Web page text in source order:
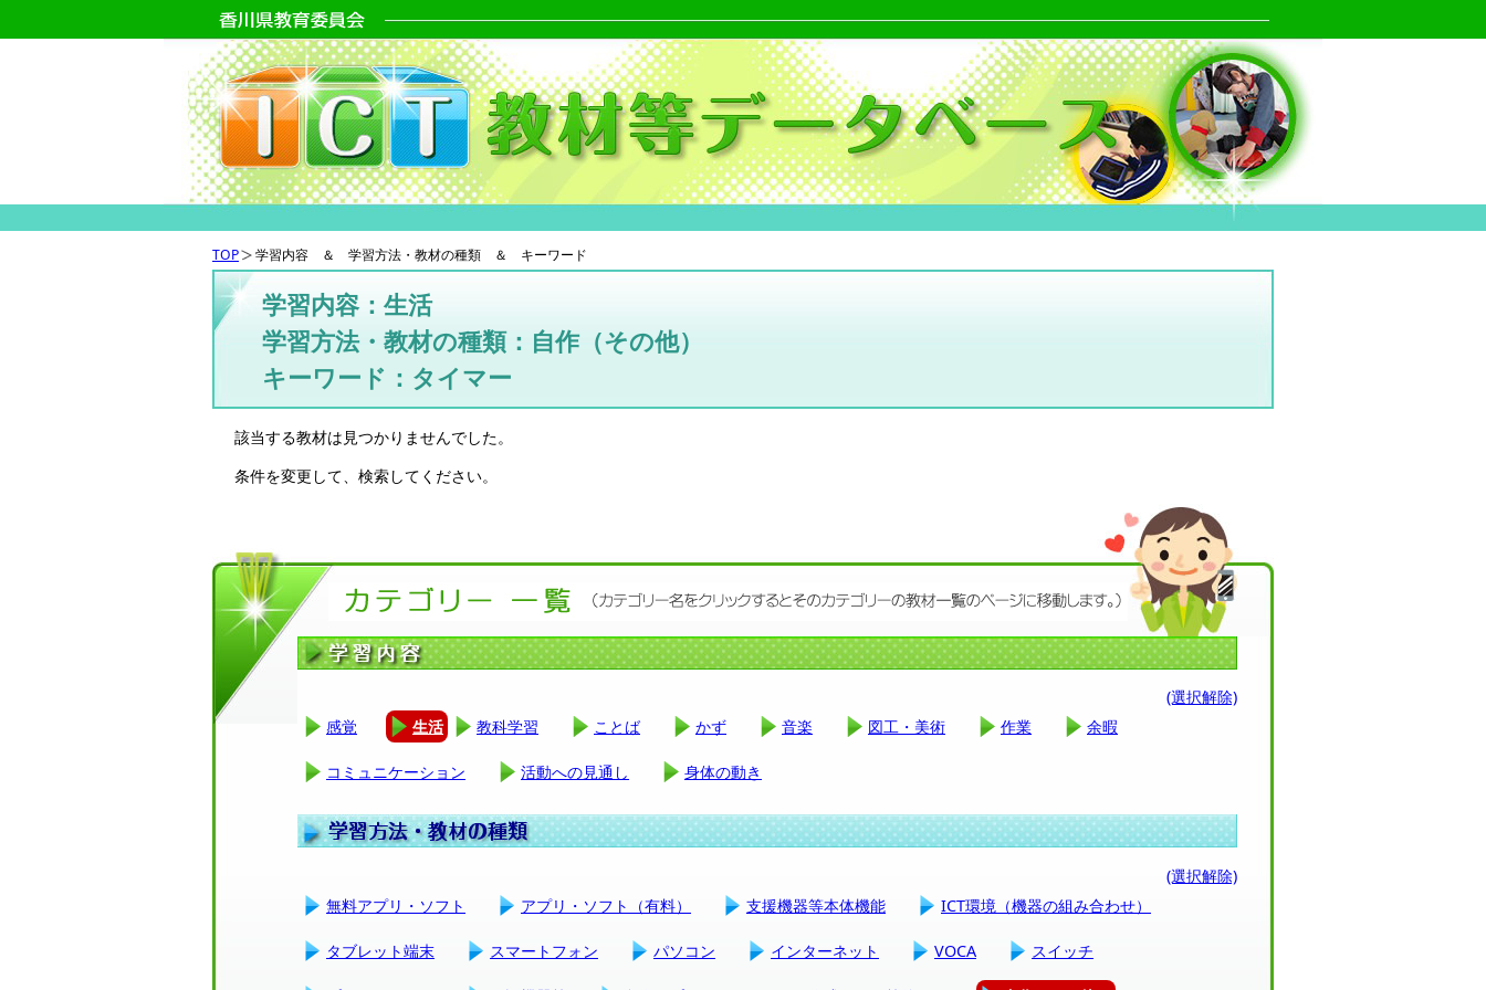
TOP 学習内容 ＆ 学習方法・教材の種類 ＆ キーワード
学習内容：生活
学習方法・教材の種類：自作（その他）
キーワード：タイマー
該当する教材は見つかりませんでした。
条件を変更して、検索してください。
(選択解除)
感覚
生活 教科学習 ことば かず 音楽 図工・美術 作業 余暇
コミュニケーション 活動への見通し 身体の動き
(選択解除)
無料アプリ・ソフト
アプリ・ソフト（有料） 支援機器等本体機能 ICT環境（機器の組み合わせ）
タブレット端末 スマートフォン パソコン インターネット VOCA スイッチ